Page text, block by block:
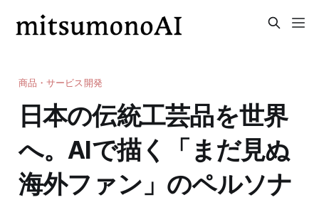
商品・サービス開発
日本の伝統工芸品を世界
へ。AIで描く「まだ見ぬ
海外ファン」のペルソナ